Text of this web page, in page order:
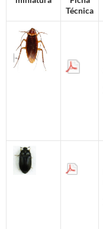
Técnica